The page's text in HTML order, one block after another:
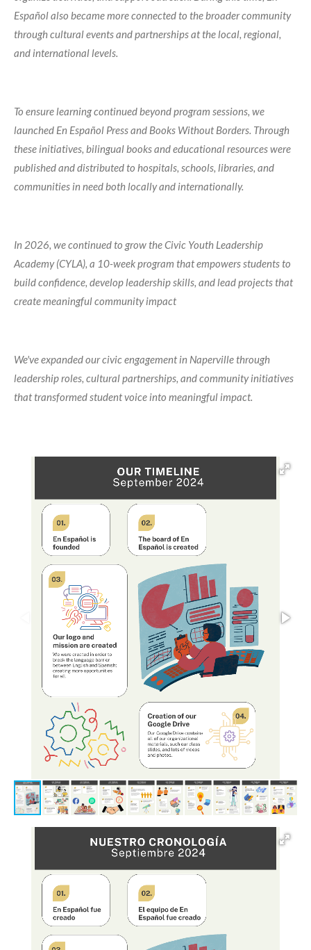
Español also became more connected to the broader community
through cultural events and partnerships at the local, regional,
and international levels.
To ensure learning continued beyond program sessions, we
launched En Español Press and Books Without Borders. Through
these initiatives, bilingual books and educational resources were
published and distributed to hospitals, schools, libraries, and
communities in need both locally and internationally.
In 2026, we continued to grow the Civic Youth Leadership
Academy (CYLA), a 10-week program that empowers students to
build confidence, develop leadership skills, and lead projects that
create meaningful community impact
We've expanded our civic engagement in Naperville through
leadership roles, cultural partnerships, and community initiatives
that transformed student voice into meaningful impact.